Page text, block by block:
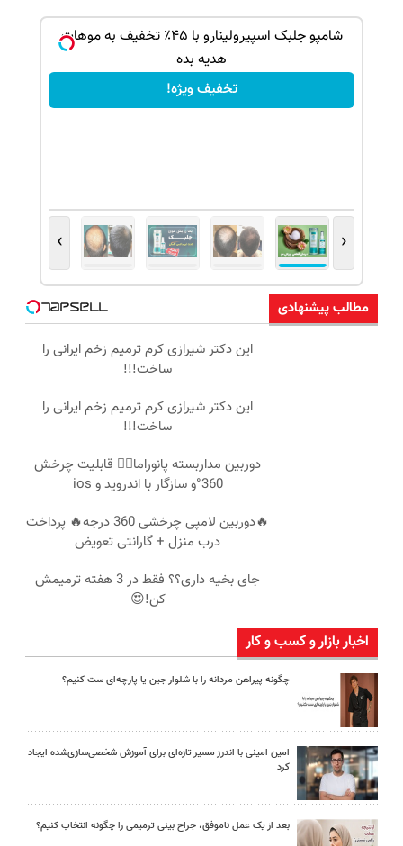
شامپو جلبک اسپیرولینارو با ۴۵٪ تخفیف به موهات
هدیه بده
تخفیف ویژه!
‹
›
مطالب پیشنهادی
این دکتر شیرازی کرم ترمیم زخم ایرانی را
ساخت!!!
این دکتر شیرازی کرم ترمیم زخم ایرانی را
ساخت!!!
دوربین مداربسته پانوراما👈🏻 قابلیت چرخش
360°و سازگار با اندروید و ios
🔥دوربین لامپی چرخشی 360 درجه🔥 پرداخت
درب منزل + گارانتی تعویض
جای بخیه داری؟؟ فقط در 3 هفته ترمیمش
کن!😍
اخبار بازار و کسب و کار
چگونه پیراهن مردانه را با شلوار جین یا پارچه‌ای ست کنیم؟
امین امینی با اندرز مسیر تازه‌ای برای آموزش شخصی‌سازی‌شده ایجاد
کرد
بعد از یک عمل ناموفق، جراح بینی ترمیمی را چگونه انتخاب کنیم؟